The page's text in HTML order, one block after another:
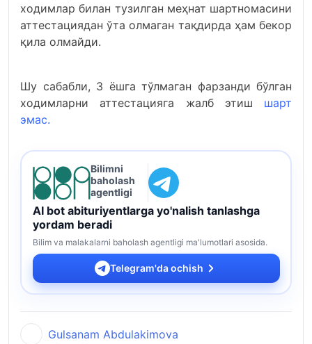
ходимлар билан тузилган меҳнат шартномасини
аттестациядан ўта олмаган тақдирда ҳам бекор
қила олмайди.
Шу сабабли, 3 ёшга тўлмаган фарзанди бўлган
ходимларни аттестацияга жалб этиш шарт
эмас.
Bilimni
baholash
agentligi
AI bot abituriyentlarga yo'nalish tanlashga
yordam beradi
Bilim va malakalarni baholash agentligi ma'lumotlari asosida.
Telegram'da ochish
Gulsanam Abdulakimova